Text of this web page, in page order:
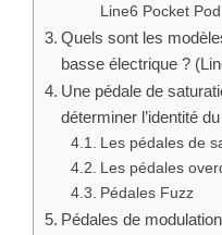
Line6 Pocket Pod
Quels sont les
basse électrique ?
Une pédale de
déterminer l’identité
Les pédales de
Les pédales
Pédales Fuzz
Pédales de